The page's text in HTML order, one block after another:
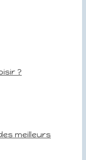
?
meilleurs